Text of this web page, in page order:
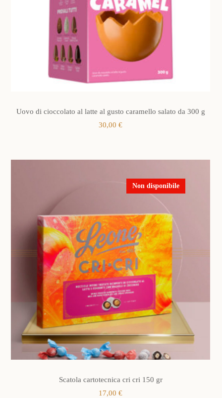
Uovo di cioccolato al latte al gusto caramello salato da 300 g
30,00€
Scatola cartotecnica cri cri 150 gr
17,00€
Non disponibile